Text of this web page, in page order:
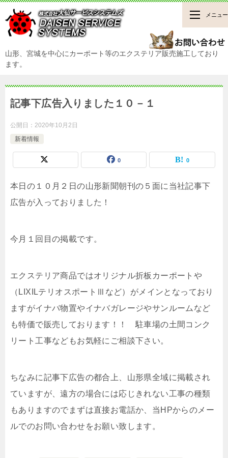
山形、宮城を中心にカーポート等のエクステリア販売施工しており
ます。
メニュー
記事下広告入りました１０－１
公開日： 2020年10月2日
新着情報
0 0
本日の１０月２日の山形新聞朝刊の５面に当社記事下
広告が入っておりました！
今月１回目の掲載です。
エクステリア商品ではオリジナル折板カーポートや
（LIXILテリオスポートⅢなど）がメインとなっており
ますがイナバ物置やイナバガレージやサンルームなど
も特価で販売しております！！ 駐車場の土間コンク
リート工事などもお気軽にご相談下さい。
ちなみに記事下広告の都合上、山形県全域に掲載され
ていますが、遠方の場合には応じきれない工事の種類
もありますのでまずは直接お電話か、当HPからのメー
ルでのお問い合わせをお願い致します。